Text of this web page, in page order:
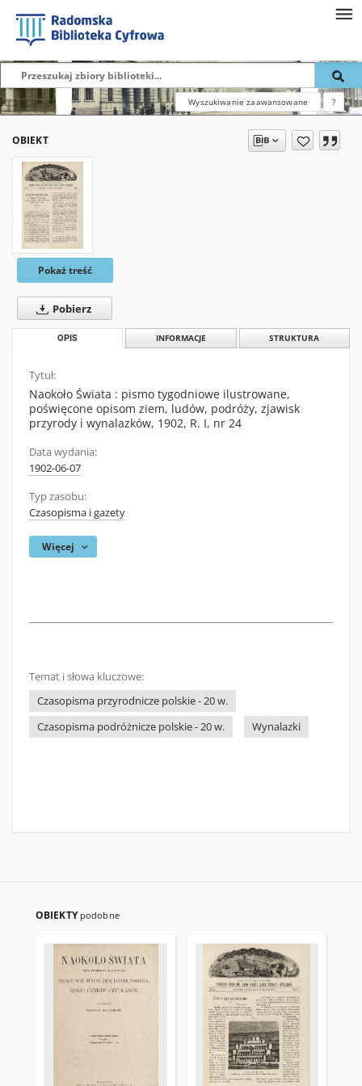
Wyszukiwanie zaawansowane ?
OBIEKT
Pokaż treść
Pobierz
OPIS INFORMACJE STRUKTURA
Tytuł:
Naokoło Świata : pismo tygodniowe ilustrowane,
poświęcone opisom ziem, ludów, podróży, zjawisk
przyrody i wynalazków, 1902, R. I, nr 24
Data wydania:
1902-06-07
Typ zasobu:
Czasopisma i gazety
Więcej
Temat i słowa kluczowe:
Czasopisma przyrodnicze polskie - 20 w.
Czasopisma podróżnicze polskie - 20 w.
Wynalazki
OBIEKTY podobne